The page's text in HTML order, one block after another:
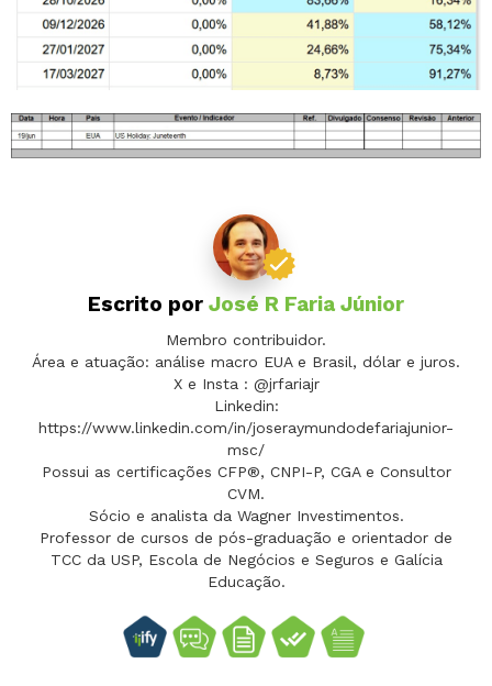
Escrito por José R Faria Júnior
Membro contribuidor.
Área e atuação: análise macro EUA e Brasil, dólar e juros.
X e Insta : @jrfariajr
Linkedin:
https://www.linkedin.com/in/joseraymundodefariajunior-
msc/
Possui as certificações CFP®, CNPI-P, CGA e Consultor
CVM.
Sócio e analista da Wagner Investimentos.
Professor de cursos de pós-graduação e orientador de
TCC da USP, Escola de Negócios e Seguros e Galícia
Educação.